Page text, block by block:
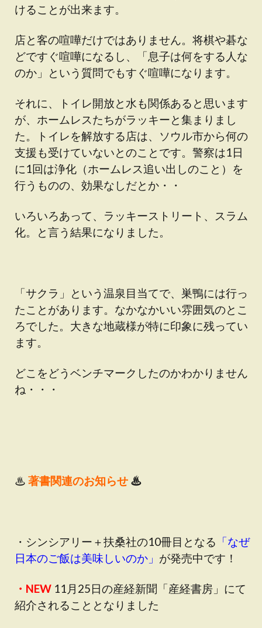
けることが出来ます。
店と客の喧嘩だけではありません。将棋や碁な
どですぐ喧嘩になるし、「息子は何をする人な
のか」という質問でもすぐ喧嘩になります。
それに、トイレ開放と水も関係あると思います
が、ホームレスたちがラッキーと集まりまし
た。トイレを解放する店は、ソウル市から何の
支援も受けていないとのことです。警察は1日
に1回は浄化（ホームレス追い出しのこと）を
行うものの、効果なしだとか・・
いろいろあって、ラッキーストリート、スラム
化。と言う結果になりました。
「サクラ」という温泉目当てで、巣鴨には行っ
たことがあります。なかなかいい雰囲気のとこ
ろでした。大きな地蔵様が特に印象に残ってい
ます。
どこをどうベンチマークしたのかわかりません
ね・・・
♨ 著書関連のお知らせ ♨
・シンシアリー＋扶桑社の10冊目となる 「なぜ
日本のご飯は美味しいのか 」 が発売中です！
・NEW 11月25日の産経新聞「産経書房」にて
紹介されることとなりました